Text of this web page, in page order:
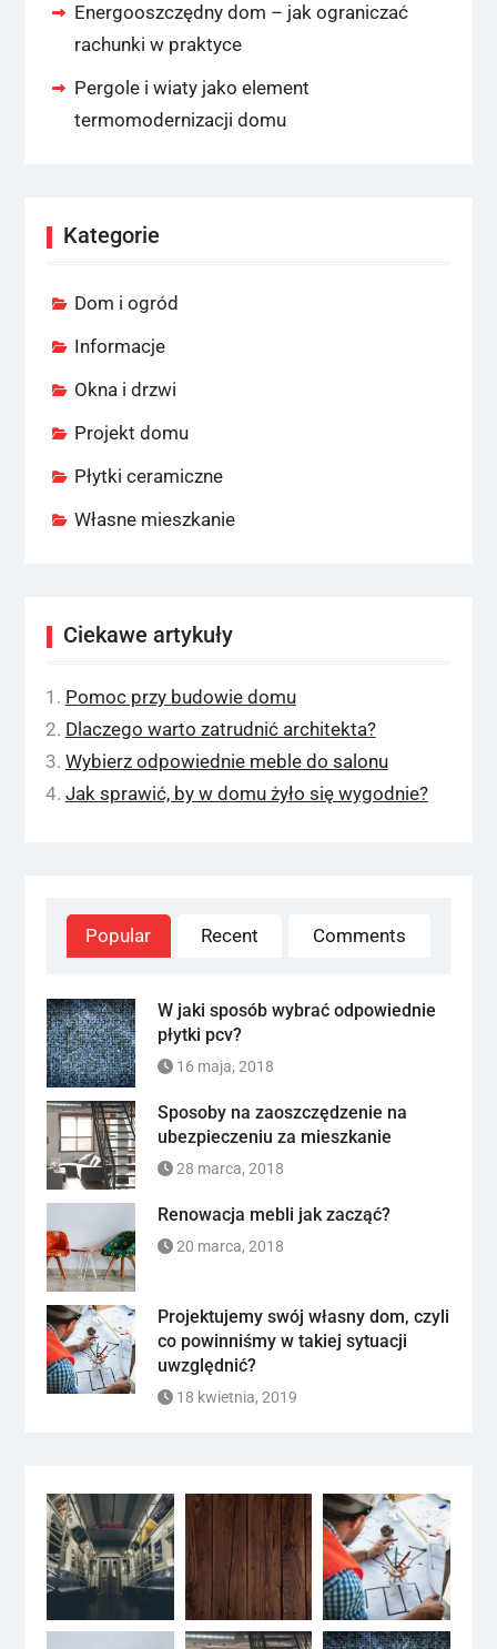
Energooszczędny dom – jak ograniczać
rachunki w praktyce
Pergole i wiaty jako element
termomodernizacji domu
Kategorie
Dom i ogród
Informacje
Okna i drzwi
Projekt domu
Płytki ceramiczne
Własne mieszkanie
Ciekawe artykuły
Pomoc przy budowie domu
Dlaczego warto zatrudnić architekta?
Wybierz odpowiednie meble do salonu
Jak sprawić, by w domu żyło się wygodnie?
Popular Recent Comments
W jaki sposób wybrać odpowiednie
płytki pcv?
16 maja, 2018
Sposoby na zaoszczędzenie na
ubezpieczeniu za mieszkanie
28 marca, 2018
Renowacja mebli jak zacząć?
20 marca, 2018
Projektujemy swój własny dom, czyli
co powinniśmy w takiej sytuacji
uwzględnić?
18 kwietnia, 2019